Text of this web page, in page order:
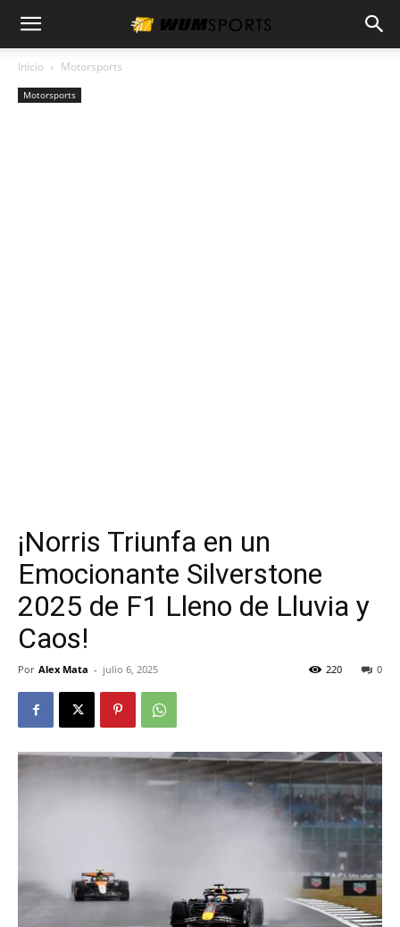
Inicio Motorsports
Motorsports
¡Norris Triunfa en un
Emocionante Silverstone
2025 de F1 Lleno de Lluvia y
Caos!
Por Alex Mata - julio 6, 2025 0
220